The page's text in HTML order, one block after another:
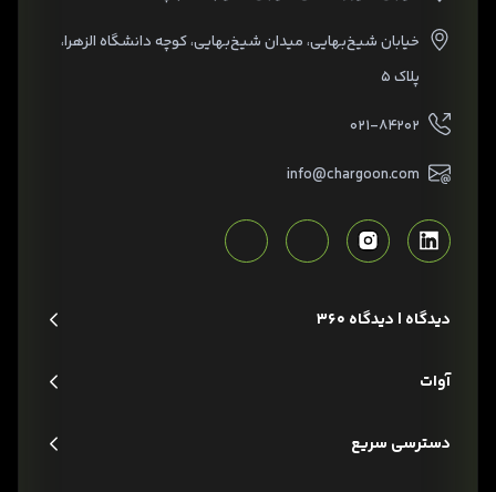
خیابان شیخ‌بهایی، میدان شیخ‌بهایی، کوچه دانشگاه الزهرا،
پلاک ۵
۰۲۱-۸۴۲۰۲
info@chargoon.com
دیدگاه | دیدگاه 360
آوات
دسترسی سریع